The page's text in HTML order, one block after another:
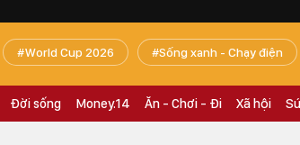
World Cup 2026 Sống xanh - Chạy điện
Đời sống Money.14 Ăn - Chơi - Đi Xã hội